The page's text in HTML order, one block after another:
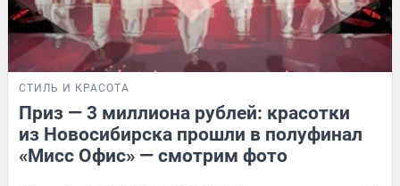
СТИЛЬ И КРАСОТА
Приз — 3 миллиона рублей: красотки
из Новосибирска прошли в полуфинал
«Мисс Офис» — смотрим фото